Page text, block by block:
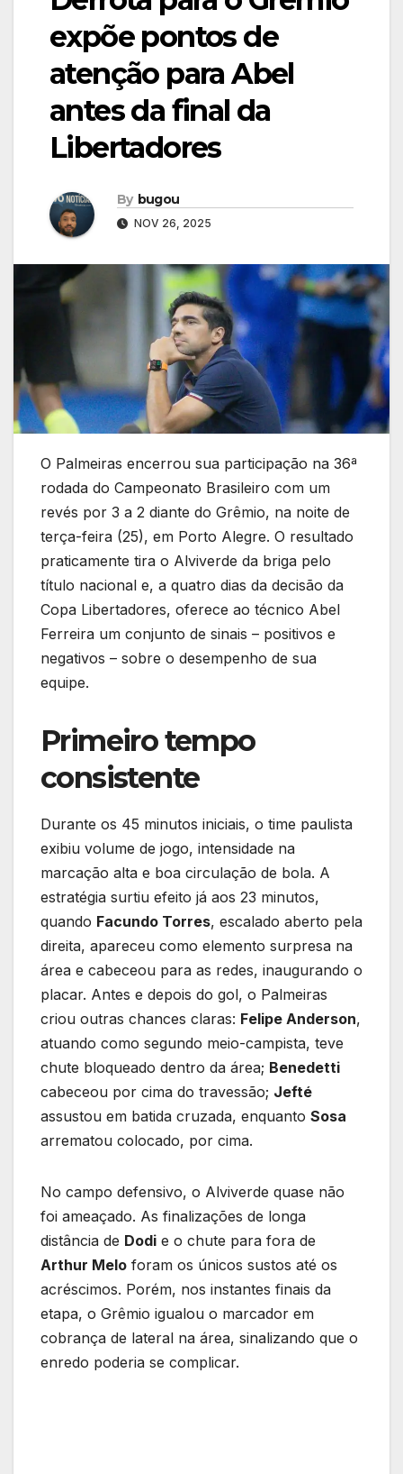
expõe pontos de
atenção para Abel
antes da final da
Libertadores
By bugou
NOV 26, 2025
O Palmeiras encerrou sua participação na 36ª
rodada do Campeonato Brasileiro com um
revés por 3 a 2 diante do Grêmio, na noite de
terça-feira (25), em Porto Alegre. O resultado
praticamente tira o Alviverde da briga pelo
título nacional e, a quatro dias da decisão da
Copa Libertadores, oferece ao técnico Abel
Ferreira um conjunto de sinais – positivos e
negativos – sobre o desempenho de sua
equipe.
Primeiro tempo
consistente
Durante os 45 minutos iniciais, o time paulista
exibiu volume de jogo, intensidade na
marcação alta e boa circulação de bola. A
estratégia surtiu efeito já aos 23 minutos,
quando Facundo Torres, escalado aberto pela
direita, apareceu como elemento surpresa na
área e cabeceou para as redes, inaugurando o
placar. Antes e depois do gol, o Palmeiras
criou outras chances claras: Felipe Anderson,
atuando como segundo meio-campista, teve
chute bloqueado dentro da área; Benedetti
cabeceou por cima do travessão; Jefté
assustou em batida cruzada, enquanto Sosa
arrematou colocado, por cima.
No campo defensivo, o Alviverde quase não
foi ameaçado. As finalizações de longa
distância de Dodi e o chute para fora de
Arthur Melo foram os únicos sustos até os
acréscimos. Porém, nos instantes finais da
etapa, o Grêmio igualou o marcador em
cobrança de lateral na área, sinalizando que o
enredo poderia se complicar.